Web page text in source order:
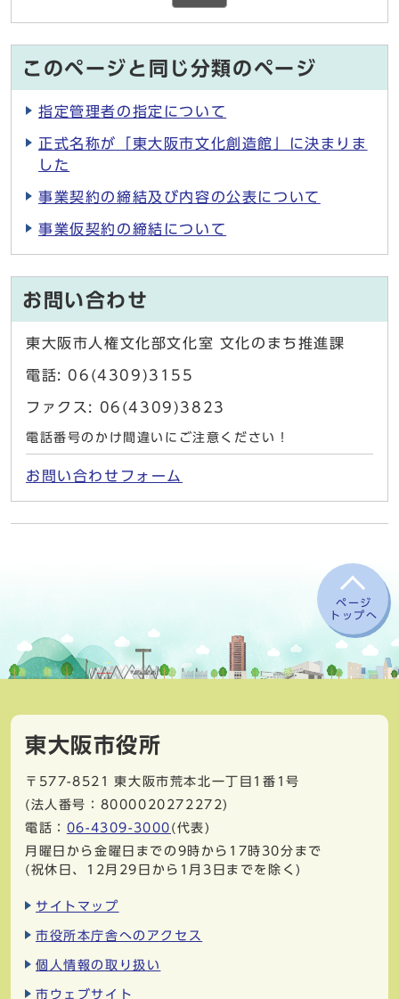
このページと同じ分類のページ
指定管理者の指定について
正式名称が「東大阪市文化創造館」に決まりま
した
事業契約の締結及び内容の公表について
事業仮契約の締結について
お問い合わせ
東大阪市人権文化部文化室 文化のまち推進課
電話: 06(4309)3155
ファクス: 06(4309)3823
電話番号のかけ間違いにご注意ください！
お問い合わせフォーム
ページ
トップへ
東大阪市役所
〒577-8521
東大阪市荒本北一丁目1番1号
(法人番号：8000020272272)
電話： 06-4309-3000 (代表)
月曜日から金曜日までの9時から17時30分まで
(祝休日、12月29日から1月3日までを除く)
サイトマップ
市役所本庁舎へのアクセス
個人情報の取り扱い
市ウェブサイト